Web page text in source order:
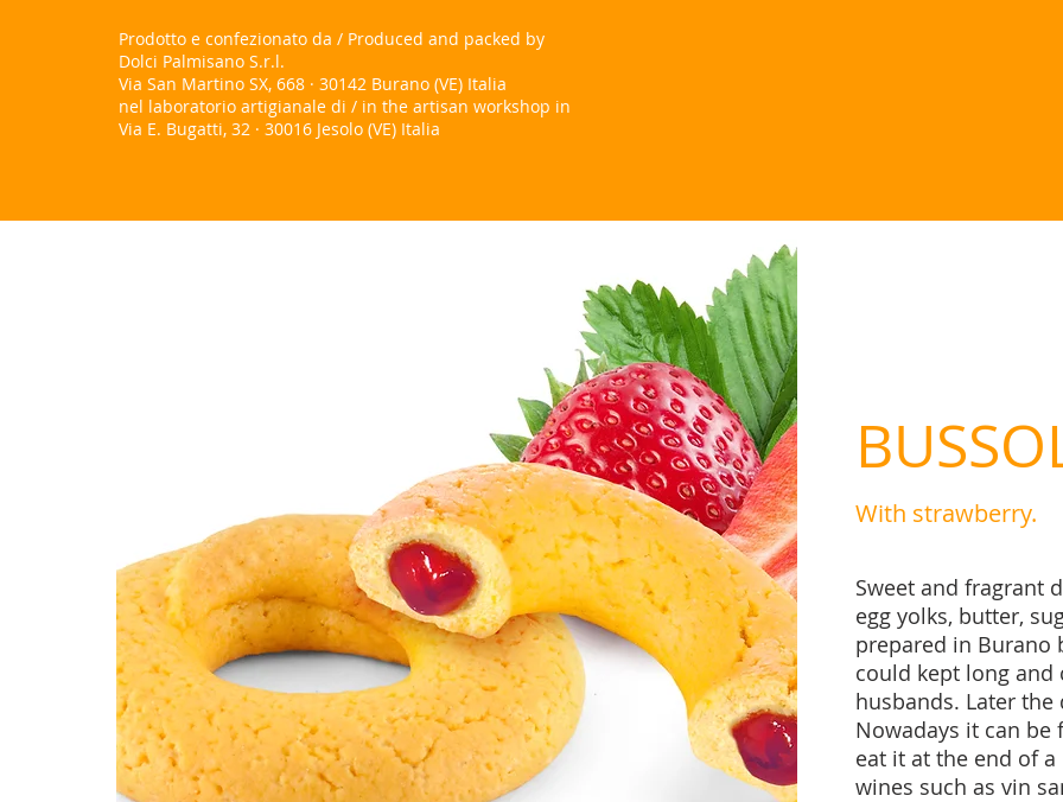
Prodotto e confezionato da / Produced and packed by
Dolci Palmisano S.r.l.
Via San Martino SX, 668 · 30142 Burano (VE) Italia
nel laboratorio artigianale di / in the artisan workshop in
Via E. Bugatti, 32 · 30016 Jesolo (VE) Italia
With strawberry.
Sweet and fragrant
egg yolks, butter,
prepared in Burano
could kept long
husbands. Later the
Nowadays it can
eat it at the end of
wines such as vin